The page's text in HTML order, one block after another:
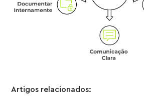
Artigos relacionados: